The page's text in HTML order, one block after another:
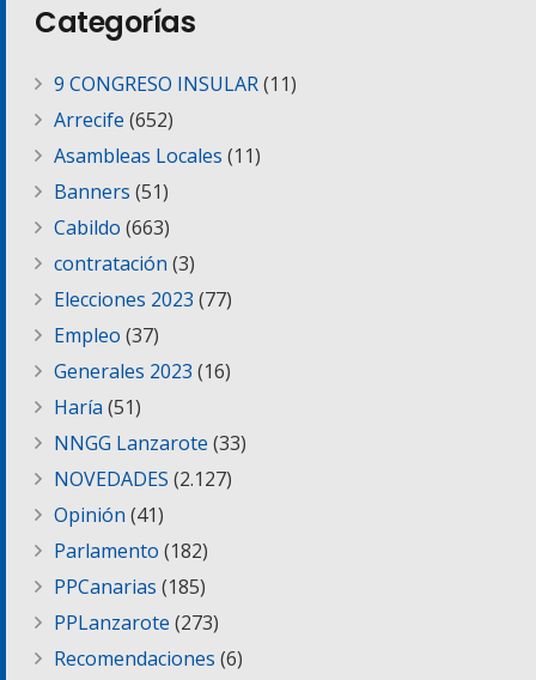
Categorías
9 CONGRESO INSULAR(11)
Arrecife (652)
Asambleas Locales (11)
Banners (51)
Cabildo (663)
contratación (3)
Elecciones 2023 (77)
Empleo (37)
Generales 2023 (16)
Haría (51)
NNGG Lanzarote (33)
NOVEDADES (2.127)
Opinión (41)
Parlamento (182)
PPCanarias (185)
PPLanzarote (273)
Recomendaciones (6)